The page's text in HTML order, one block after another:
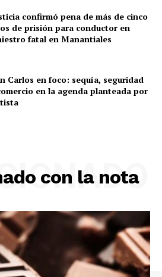
confirmó pena de más de cinco
de prisión para conductor en
fatal en Manantiales
Carlos en foco: sequía, seguridad
en la agenda planteada por
con la nota